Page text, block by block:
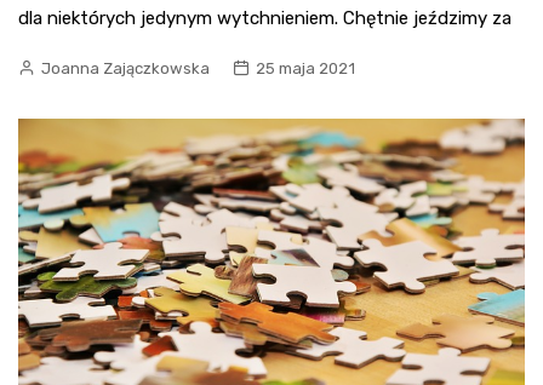
dla niektórych jedynym wytchnieniem. Chętnie jeździmy za
Joanna Zajączkowska 25 maja 2021